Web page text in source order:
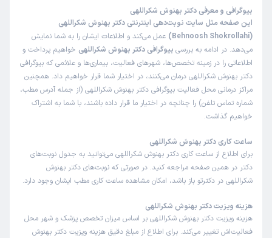
بیوگرافی و معرفی دکتر بهنوش شکراللهی
این صفحه مثل سایت نوبت‌دهی اینترنتی دکتر بهنوش شکراللهی
(Behnoosh Shokrollahi)
عمل می‌کند و اطلاعات ایشان را به شما نمایش
می‌دهد. در ادامه به بررسی بیوگرافی دکتر بهنوش شکراللهی خواهیم پرداخت و
اطلاعاتی را در زمینه تخصص‌ها، شهرهای فعالیت، بیماری‌ها و علائمی که بیوگرافی
دکتر بهنوش شکراللهی درمان می‌کنند، در اختیار شما قرار خواهیم داد. همچنین
مراکز درمانی محل فعالیت بیوگرافی دکتر بهنوش شکراللهی (از جمله آدرس مطب،
شماره تماس تلفن) را چنانچه در اختیار ما قرار داده باشند، با شما به اشتراک
خواهیم گذاشت.
ساعت کاری دکتر بهنوش شکراللهی
برای اطلاع از ساعت کاری دکتر بهنوش شکراللهی می‌توانید به جدول نوبت‌های
دکتر در همین صفحه مراجعه کنید. در صورتی که نوبت‌های دکتر بهنوش
شکراللهی در دکترتو باز باشد، امکان مشاهده ساعت کاری مطب ایشان وجود دارد.
هزینه ویزیت دکتر بهنوش شکراللهی
هزینه ویزیت دکتر بهنوش شکراللهی بر اساس میزان تخصص پزشک و شهر محل
فعالیت‌اش تغییر می‌کند. برای اطلاع از مبلغ دقیق هزینه ویزیت دکتر بهنوش